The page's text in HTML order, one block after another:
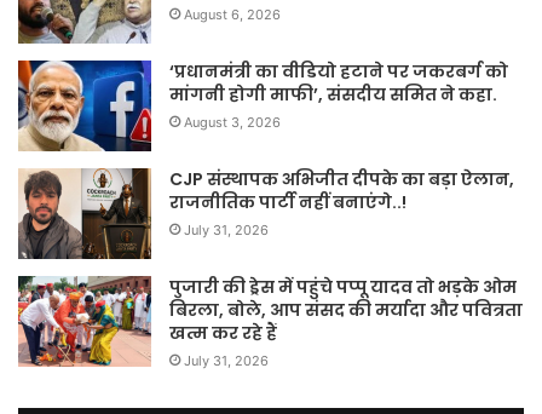
August 6, 2026
‘प्रधानमंत्री का वीडियो हटाने पर जकरबर्ग को
मांगनी होगी माफी’, संसदीय समित ने कहा.
August 3, 2026
CJP संस्थापक अभिजीत दीपके का बड़ा ऐलान,
राजनीतिक पार्टी नहीं बनाएंगे..!
July 31, 2026
पुजारी की ड्रेस में पहुंचे पप्पू यादव तो भड़के ओम
बिरला, बोले, आप संसद की मर्यादा और पवित्रता
खत्म कर रहे हैं
July 31, 2026